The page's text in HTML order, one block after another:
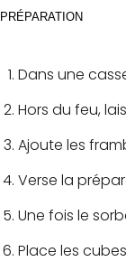
PRÉPARATION
Dans une
Hors du feu,
Ajoute les
Verse la
Une fois le
Place les